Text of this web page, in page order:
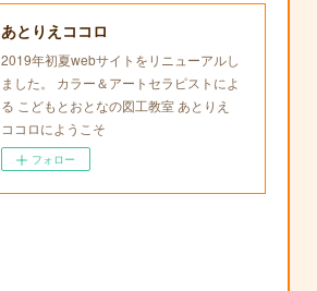
あとりえココロ
2019年初夏webサイトをリニューアルし
ました。 カラー＆アートセラピストによ
る こどもとおとなの図工教室 あとりえ
ココロにようこそ
フォロー